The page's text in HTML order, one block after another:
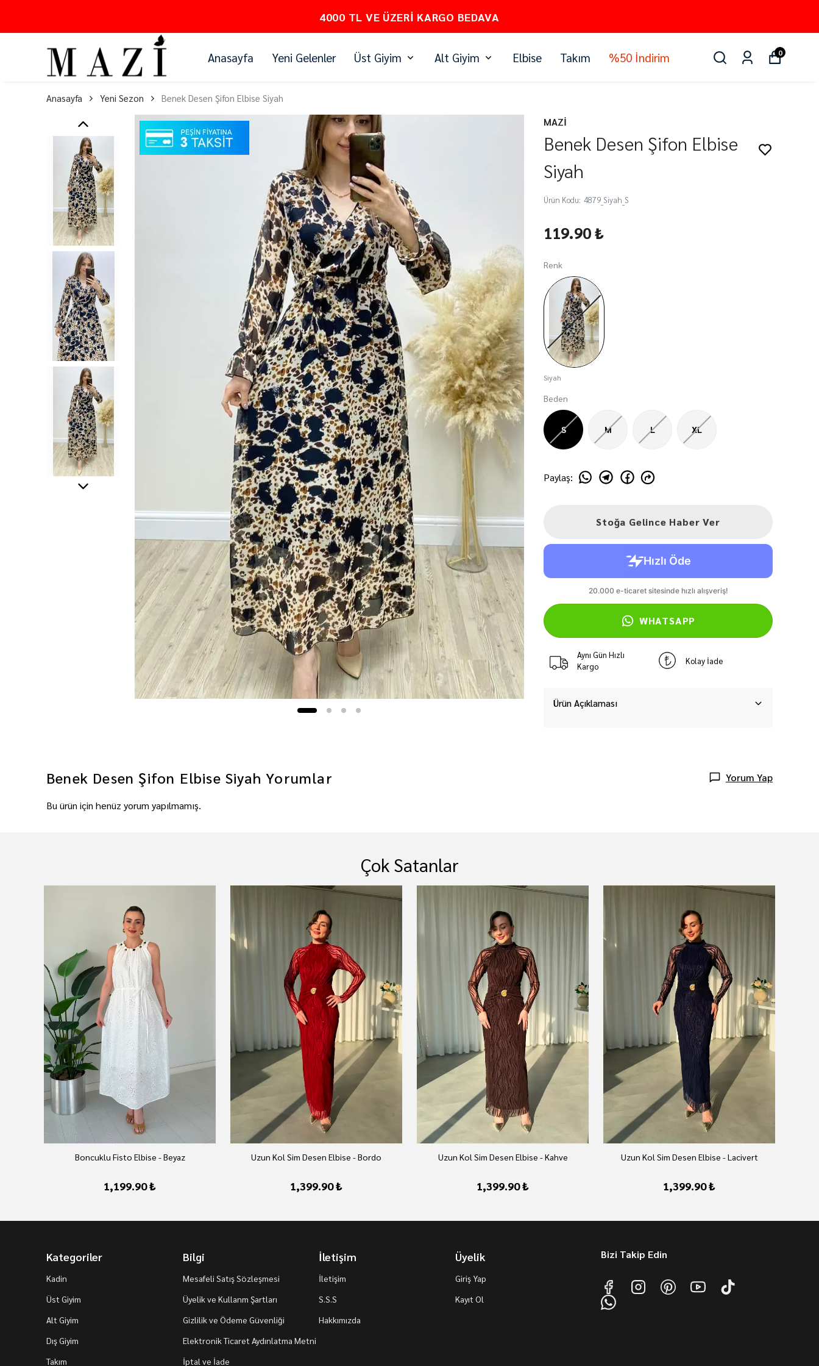
PEŞİN FİYATINA 3 TAKSİT
Anasayfa Yeni Gelenler Üst Giyim Alt Giyim Elbise Takım %50 İndirim 0
Anasayfa Yeni Sezon Benek Desen Şifon Elbise Siyah
MAZİ
Benek Desen Şifon Elbise
Siyah
Ürün Kodu: 4879_Siyah_S
119.90 ₺
Renk
Siyah
Beden
S M L XL
Paylaş:
Stoğa Gelince Haber Ver
WHATSAPP
Aynı Gün Hızlı
Kargo
Kolay İade
Ürün Açıklaması
Benek Desen Şifon Elbise Siyah Yorumlar Yorum Yap
Bu ürün için henüz yorum yapılmamış.
Çok Satanlar
Boncuklu Fisto Elbise - Beyaz
1,199.90 ₺
Uzun Kol Sim Desen Elbise - Bordo
1,399.90 ₺
Uzun Kol Sim Desen Elbise - Kahve
1,399.90 ₺
Uzun Kol Sim Desen Elbise - Lacivert
1,399.90 ₺
Kategoriler
Kadin
Üst Giyim
Alt Giyim
Dış Giyim
Takım
Bilgi
Mesafeli Satış Sözleşmesi
Üyelik ve Kullanm Şartları
Gizlilik ve Ödeme Güvenliği
Elektronik Ticaret Aydınlatma Metni
İptal ve İade
İletişim
İletişim
S.S.S
Hakkımızda
Üyelik
Giriş Yap
Kayıt Ol
Bizi Takip Edin